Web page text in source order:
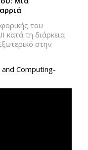
του
κατά τη διάρκεια
στην
Computing-